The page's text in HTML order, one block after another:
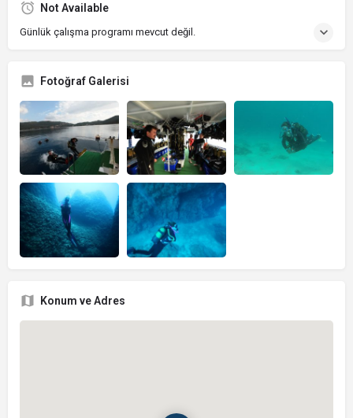
Not Available
Günlük çalışma programı mevcut değil.
Fotoğraf Galerisi
Konum ve Adres